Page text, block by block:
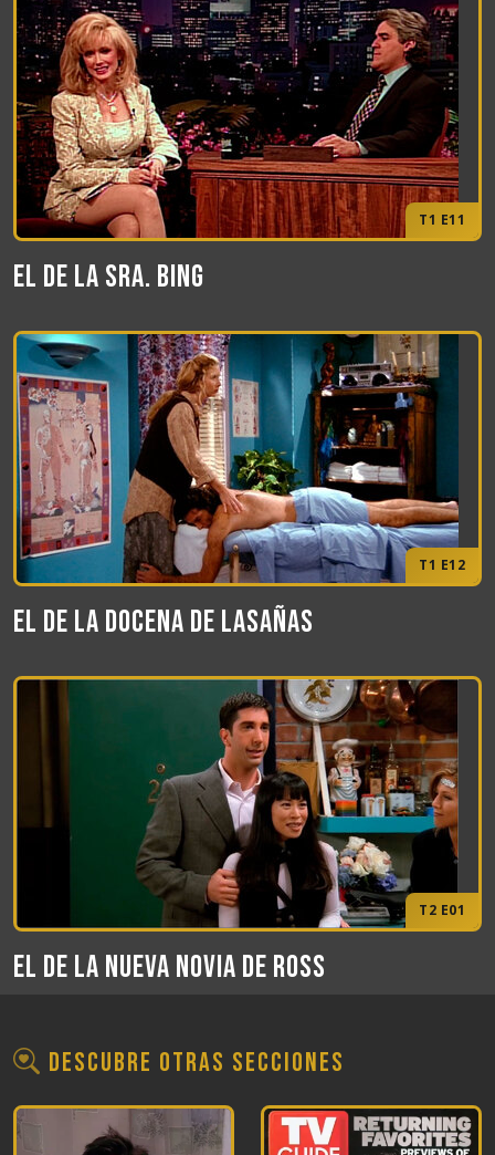
T1 E11
El de la Sra. Bing
T1 E12
El de la docena de lasañas
T2 E01
El de la nueva novia de Ross
Descubre otras secciones